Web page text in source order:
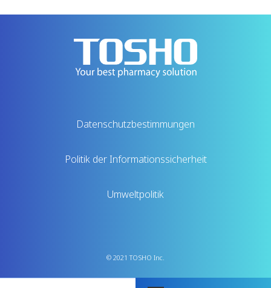
Datenschutzbestimmungen
Politik der Informationssicherheit
Umweltpolitik
© 2021 TOSHO Inc.